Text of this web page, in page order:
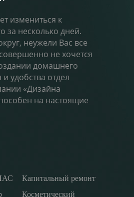
измениться к
за несколько дней.
неужели Вас все
не хочется
домашнего
удобства отдел
«Дизайна
на настоящие
Капитальный ремонт
Косметический